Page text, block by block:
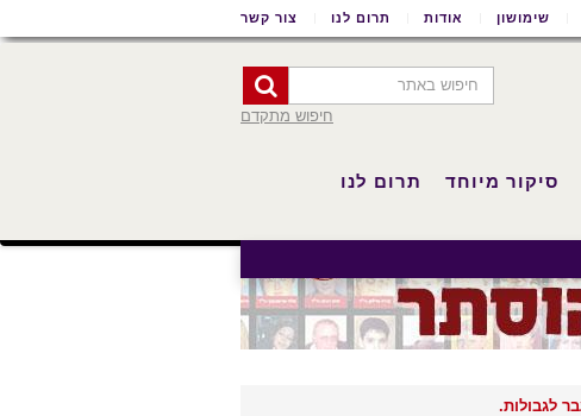
שימושון אודות תרום לנו צור קשר
חיפוש מתקדם
סיקור מיוחד תרום לנו